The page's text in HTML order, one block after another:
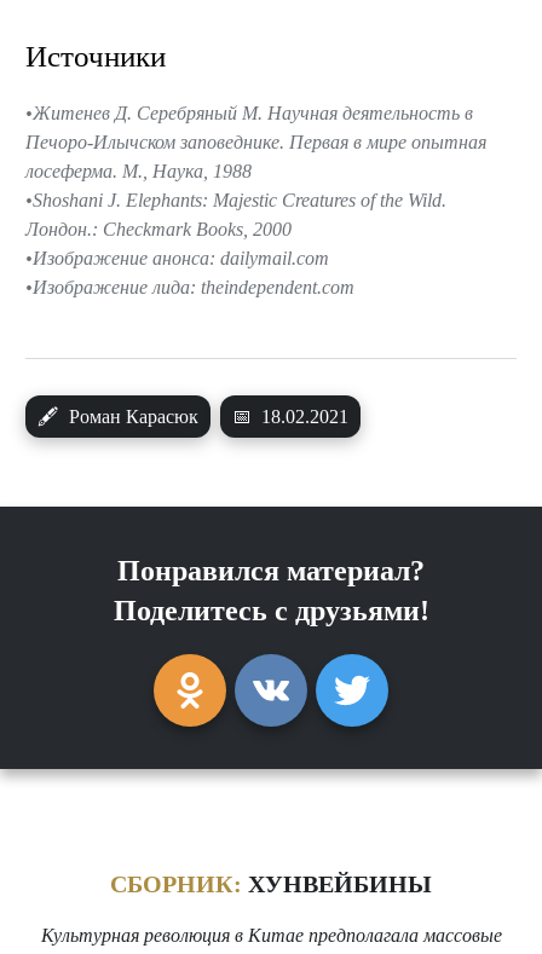
🖋 Роман Карасюк 📅 18.02.2021
Источники
Житенев Д. Серебряный М. Научная деятельность в
Печоро-Илычском заповеднике. Первая в мире опытная
лосеферма. М., Наука, 1988
Shoshani J. Elephants: Majestic Creatures of the Wild.
Лондон.: Checkmark Books, 2000
Изображение анонса: dailymail.com
Изображение лида: theindependent.com
Понравился материал?
Поделитесь с друзьями!
СБОРНИК: ХУНВЕЙБИНЫ
Культурная революция в Китае предполагала массовые